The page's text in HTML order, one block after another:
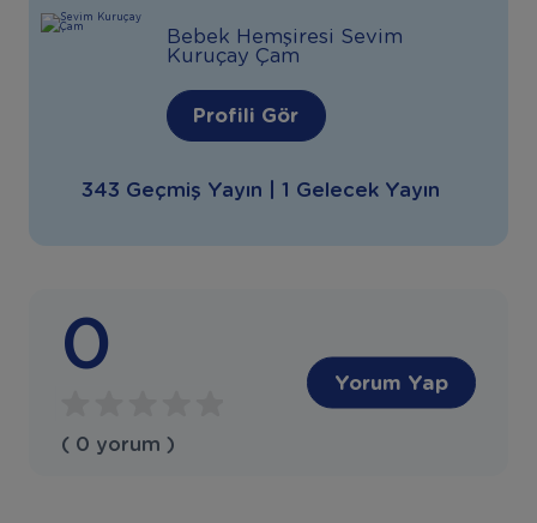
Bebek Hemşiresi Sevim
Kuruçay Çam
Profili Gör
343 Geçmiş Yayın | 1 Gelecek Yayın
0
( 0 yorum )
Yorum Yap